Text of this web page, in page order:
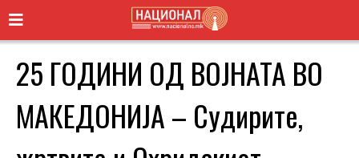
25 ГОДИНИ ОД ВОЈНАТА ВО
МАКЕДОНИЈА – Судирите,